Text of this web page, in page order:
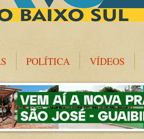
POLÍTICA VÍDEOS